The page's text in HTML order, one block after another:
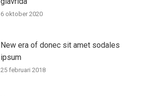
6 oktober 2020
New era of donec sit amet sodales
ipsum
25 februari 2018